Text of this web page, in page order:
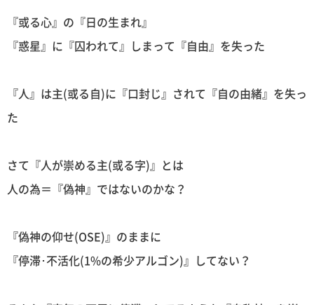
『或る心』の『日の生まれ』
『惑星』に『囚われて』しまって『自由』を失った
『人』は主(或る自)に『口封じ』されて『自の由緒』を失っ
た
さて『人が崇める主(或る字)』とは
人の為＝『偽神』ではないのかな？
『偽神の仰せ(OSE)』のままに
『停滞･不活化(1%の希少アルゴン)』してない？